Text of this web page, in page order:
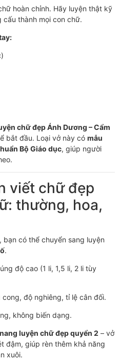
hoàn chỉnh. Hãy luyện thật kỹ
cấu thành mọi con chữ.
chữ đẹp Ánh Dương – Cẩm
bắt đầu. Loại vở này có mẫu
Bộ Giáo dục, giúp người
viết chữ đẹp
thường, hoa,
có thể chuyển sang luyện
.
độ cao (1 li, 1,5 li, 2 li tùy
độ nghiêng, tỉ lệ cân đối.
không biến dạng.
luyện chữ đẹp quyển 2 – vở
đậm, giúp rèn thêm khả năng
xuôi.